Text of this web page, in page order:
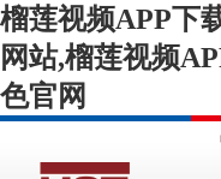
榴莲视频APP下
网站,榴莲视频
色官网